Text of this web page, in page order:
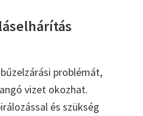
bűzelzárási problémát,
vizet okozhat.
és szükség